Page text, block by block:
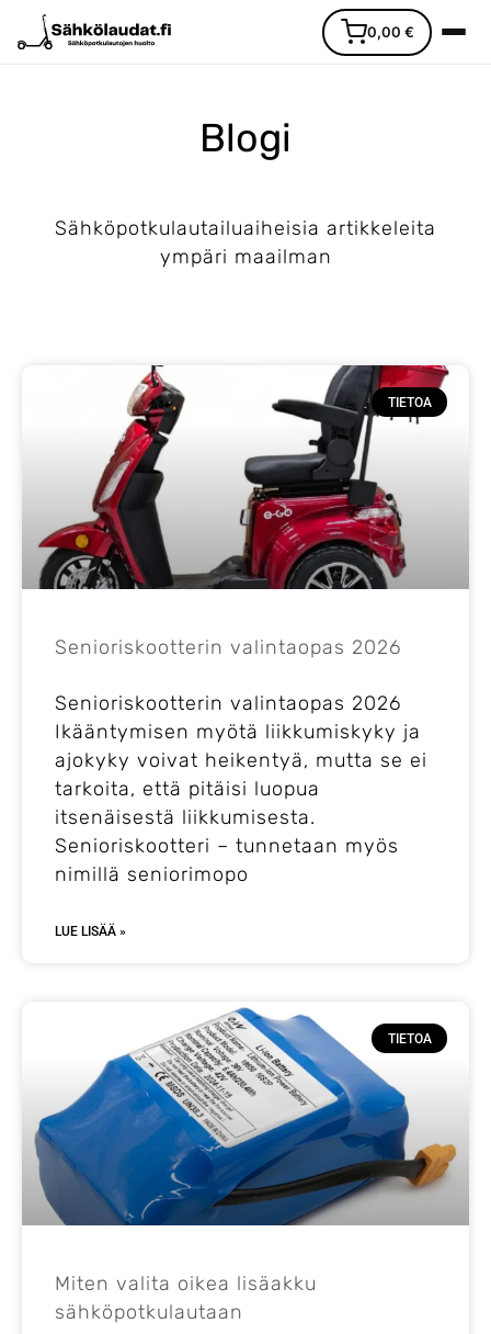
0,00 €
Lisävarusteet
Huoltopalvelu
Yrityksille
Yhteystiedot
Varaa huolto
Blogi
Sähköpotkulautailuaiheisia artikkeleita
ympäri maailman
TIETOA
Senioriskootterin valintaopas 2026
Senioriskootterin valintaopas 2026
Ikääntymisen myötä liikkumiskyky ja
ajokyky voivat heikentyä, mutta se ei
tarkoita, että pitäisi luopua
itsenäisestä liikkumisesta.
Senioriskootteri – tunnetaan myös
nimillä seniorimopo
LUE LISÄÄ »
TIETOA
Miten valita oikea lisäakku
sähköpotkulautaan